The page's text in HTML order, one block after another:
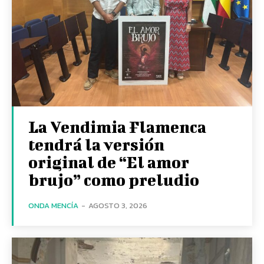
La Vendimia Flamenca
tendrá la versión
original de “El amor
brujo” como preludio
ONDA MENCÍA - AGOSTO 3, 2026